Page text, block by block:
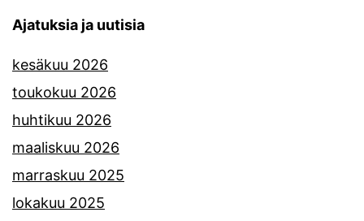
Ajatuksia ja uutisia
kesäkuu 2026
toukokuu 2026
huhtikuu 2026
maaliskuu 2026
marraskuu 2025
lokakuu 2025